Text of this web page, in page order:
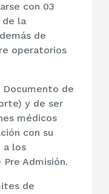
con 03
de la
de
operatorios
de
y de ser
médicos
con su
a los
Admisión.
de